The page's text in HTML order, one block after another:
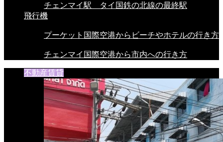
チェンマイ駅 タイ国鉄の北線の最終駅
飛行機
プーケット国際空港からビーチやホテルの行き方
チェンマイ国際空港から市内への行き方
不動産賃貸